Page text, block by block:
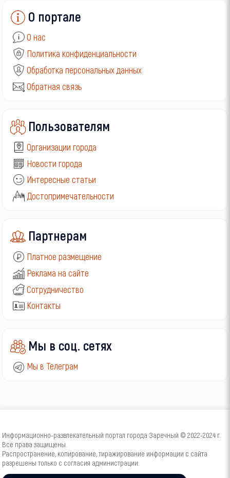
О портале
О нас
Политика конфиденциальности
Обработка персональных данных
Обратная связь
Пользователям
Организации города
Новости города
Интересные статьи
Достопримечательности
Партнерам
Платное размещение
Реклама на сайте
Сотрудничество
Контакты
Мы в соц. сетях
Мы в Телеграм
Информационно-развлекательный портал города Заречный © 2022-2024 г.
Все права защищены.
Распространение, копирование, тиражирование информации с сайта
разрешены только с согласия администрации.